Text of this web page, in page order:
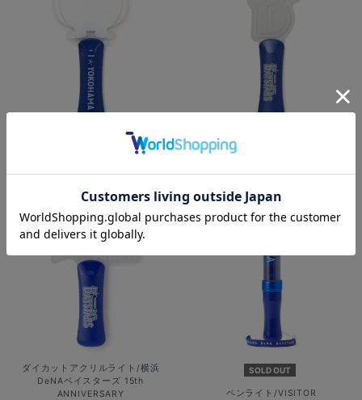
ダイカットアクリルライト/CHAPY
ダイカットアクリルライト/Bシンボ
ダイカットアクリルライト/横浜
DeNAベイスターズ 15th
ANNIVERSARY
SOLD OUT
ペンライト/VISITOR